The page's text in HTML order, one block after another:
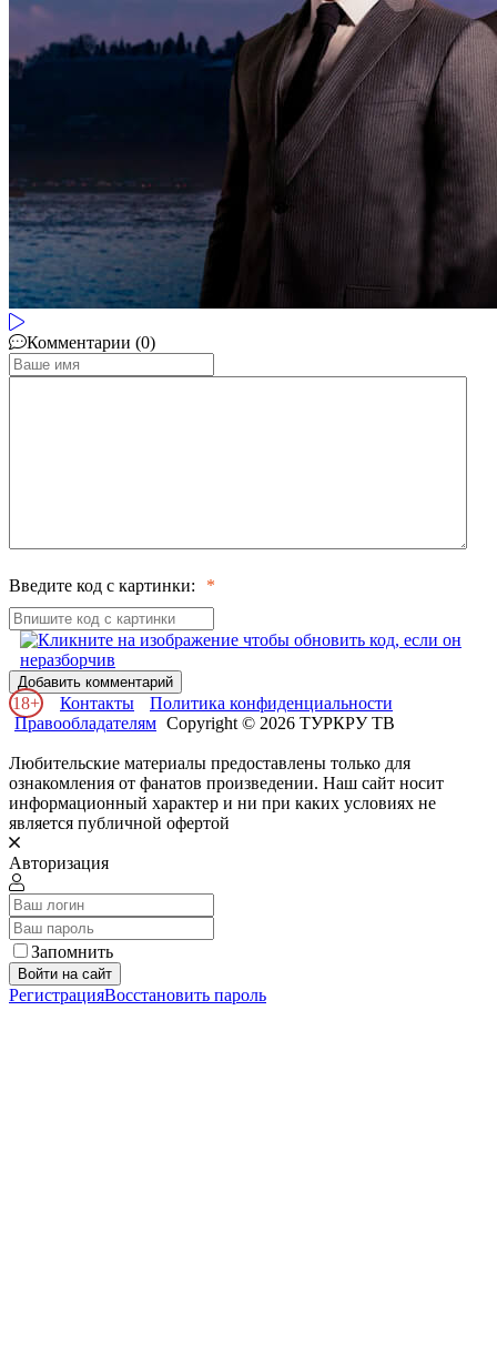
Комментарии (0)
Введите код с картинки:
Добавить комментарий
18+ Контакты
Политика конфиденциальности
Правообладателям Copyright © 2026 ТУРКРУ ТВ
Любительские материалы предоставлены только для
ознакомления от фанатов произведении. Наш сайт носит
информационный характер и ни при каких условиях не
является публичной офертой
Авторизация
Запомнить
Войти на сайт
РегистрацияВосстановить пароль